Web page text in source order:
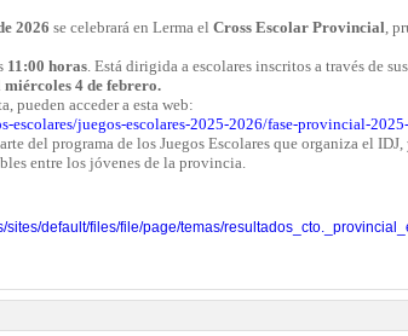
2026 se celebrará en Lerma el Cross Escolar Provincial,
11:00 horas. Está dirigida a escolares inscritos a través de
miércoles 4 de febrero.
pueden acceder a esta web:
escolares/juegos-escolares-2025-2026/fase-provincial-
del programa de los Juegos Escolares que organiza el
entre los jóvenes de la provincia.
sites/default/files/file/page/temas/